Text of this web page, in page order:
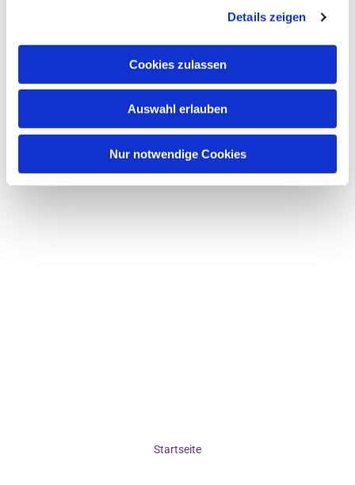
Details zeigen
Cookies zulassen
Auswahl erlauben
Nur notwendige Cookies
Startseite